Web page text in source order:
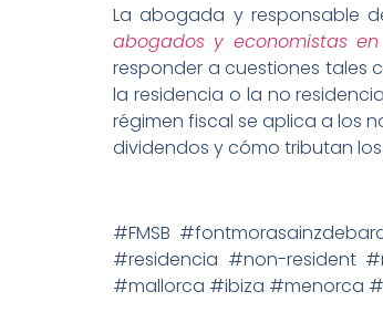
La abogada y responsable
abogados y economistas en
responder a cuestiones tales
la residencia o la no
régimen fiscal se aplica a los
dividendos y cómo tributan
#FMSB
#residencia #non-resident
#mallorca #ibiza #menorca